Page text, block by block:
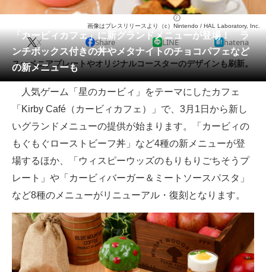
リサーチ
会員記事
メディア
注目記事を集めた総合ページ
ITの今と未来を見通す
進化するPCとデバイスの未来
ビジネスと働き方のヒント
AI活用のいまが分かる
企業ITのトレンドを詳説
「カービィカフェ」に新グランドメニューが登場！ ラ
ンチボックス付きの丼やメタナイトのチョコパフェなど
の新メニューも
画像はプレスリリースより（c）Nintendo / HAL Laboratory, Inc.
X Share LINE hatena
スーベニアプレートやオリジナルコースターのデザインも刷新。
人気ゲーム「星のカービィ」をテーマにしたカフェ
「Kirby Café（カービィカフェ）」で、3月1日から新し
いグランドメニューの提供が始まります。「カービィの
もぐもぐローストビーフ丼」など4種の新メニューが登
場するほか、「ウィスピーウッズのもりもりごちそうプ
レート」や「カービィバーガー＆ミートソースパスタ」
など8種のメニューがリニューアル・復刻となります。